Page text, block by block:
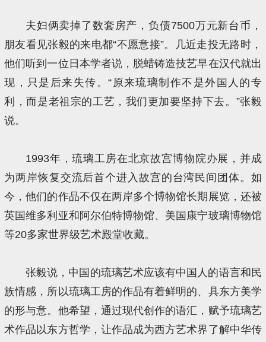
夫妇俩卖掉了数套房产，负债7500万元新台币，
朋友看见张毅的来电都“不愿意接”。几近走投无路时，
他们听到一位日本学者说，脱蜡铸造技艺早在汉代就出
现，只是后来失传。“原来琉璃制作不是外国人的专
利，而是老祖宗的工艺，我们更加要坚持下去。”张毅
说。
1993年，琉璃工房在北京故宫博物院办展，并成
为两岸恢复交流后首个进入故宫的台湾民间团体。如
今，他们的作品不仅在两岸多个博物馆长期展览，还被
英国维多利亚和阿尔伯特博物馆、美国康宁玻璃博物馆
等20多家世界级艺术殿堂收藏。
张毅说，中国的琉璃艺术应该有中国人的语言和民
族情感，所以琉璃工房的作品有着鲜明的、具东方美学
的形与意。他希望，通过现代创作的语汇，赋予琉璃艺
术作品以东方哲学，让作品成为西方艺术界了解中华传